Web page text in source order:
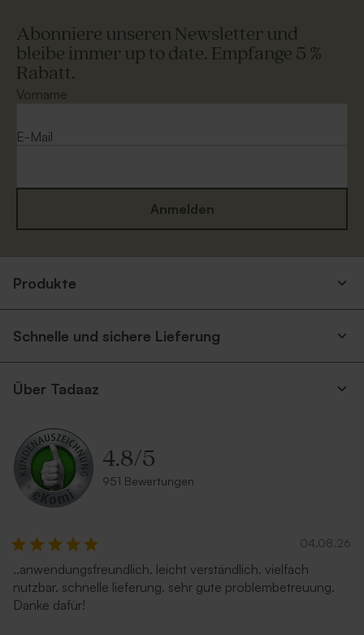
Abonniere unseren Newsletter und
bleibe immer up to date. Empfange 5 %
Rabatt.
Vorname
E-Mail
Anmelden
Produkte
Schnelle und sichere Lieferung
Über Tadaaz
4.8/5
951 Bewertungen
04.08.26
..anwendungsfreundlich. leicht verständlich. vielfach
nutzbar. schnelle lieferung. sehr gute problembetreuung.
Danke dafür!